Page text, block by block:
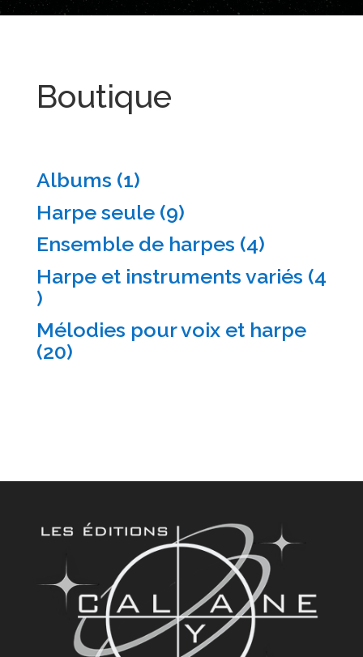
Boutique
Albums 11
produit
Harpe seule 99
produits
Ensemble de harpes 44
produits
Harpe et instruments variés 4
4
produits
Mélodies pour voix et harpe
2020